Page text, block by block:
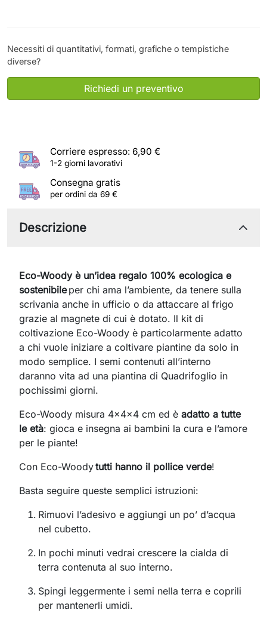
Necessiti di quantitativi, formati, grafiche o tempistiche
diverse?
Richiedi un preventivo
Corriere espresso: 6,90 €
1-2 giorni lavorativi
Consegna gratis
per ordini da 69 €
Descrizione
Eco-Woody è un’idea regalo 100% ecologica e
sostenibile per chi ama l’ambiente, da tenere sulla
scrivania anche in ufficio o da attaccare al frigo
grazie al magnete di cui è dotato. Il kit di
coltivazione Eco-Woody è particolarmente adatto
a chi vuole iniziare a coltivare piantine da solo in
modo semplice. I semi contenuti all’interno
daranno vita ad una piantina di Quadrifoglio in
pochissimi giorni.
Eco-Woody misura 4x4x4 cm ed è adatto a tutte
le età: gioca e insegna ai bambini la cura e l’amore
per le piante!
Con Eco-Woodytutti hanno il pollice verde!
Basta seguire queste semplici istruzioni:
Rimuovi l’adesivo e aggiungi un po’ d’acqua
nel cubetto.
In pochi minuti vedrai crescere la cialda di
terra contenuta al suo interno.
Spingi leggermente i semi nella terra e coprili
per mantenerli umidi.